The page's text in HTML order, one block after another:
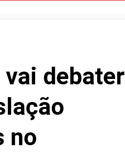
debater
no